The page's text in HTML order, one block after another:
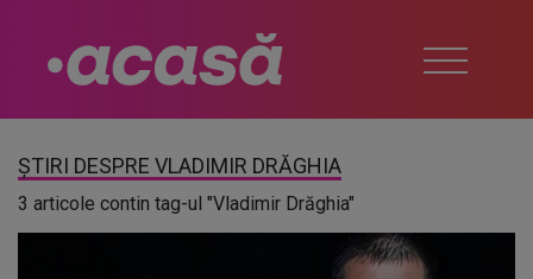
ȘTIRI DESPRE VLADIMIR DRĂGHIA
3 articole contin tag-ul "Vladimir Drăghia"